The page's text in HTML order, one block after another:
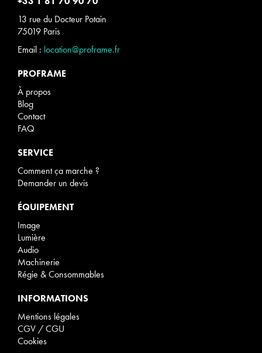
13 rue du Docteur Potain
75019 Paris
Email : location@proframe.fr
PROFRAME
À propos
Blog
Contact
FAQ
SERVICE
Comment ça marche ?
Demander un devis
ÉQUIPEMENT
Image
Lumière
Audio
Machinerie
Régie & Consommables
INFORMATIONS
Mentions légales
CGV / CGU
Cookies